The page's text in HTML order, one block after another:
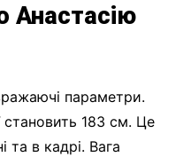
Анастасію
параметри.
становить 183 см. Це
та в кадрі. Вага